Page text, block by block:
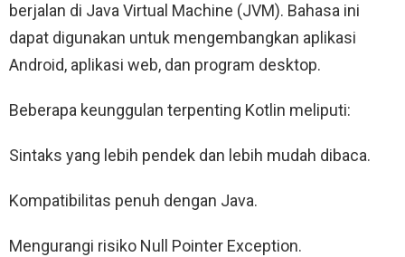
berjalan di Java Virtual Machine (JVM). Bahasa ini
dapat digunakan untuk mengembangkan aplikasi
Android, aplikasi web, dan program desktop.
Beberapa keunggulan terpenting Kotlin meliputi:
Sintaks yang lebih pendek dan lebih mudah dibaca.
Kompatibilitas penuh dengan Java.
Mengurangi risiko Null Pointer Exception.